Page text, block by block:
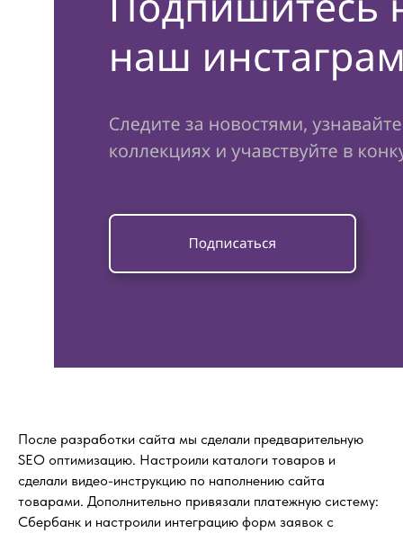
После разработки сайта мы сделали предварительную
SEO оптимизацию. Настроили каталоги товаров и
сделали видео-инструкцию по наполнению сайта
товарами. Дополнительно привязали платежную систему:
Сбербанк и настроили интеграцию форм заявок с